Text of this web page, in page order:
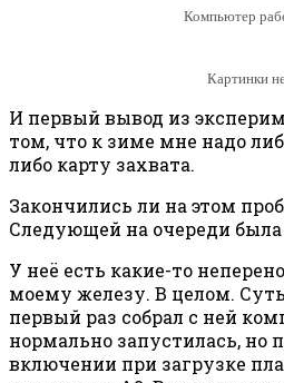
Компьютер
Картинки
И первый вывод из
том, что к зиме мне надо
либо карту захвата.
Закончились ли на этом
Следующей на очереди была
У неё есть какие-то
моему железу. В целом.
первый раз собрал с ней
нормально запустилась, но
включении при загрузке